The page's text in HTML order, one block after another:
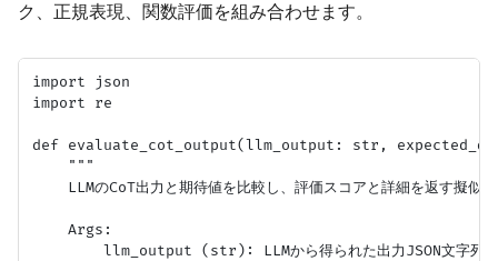
ク、正規表現、関数評価を組み合わせます。
import json
import re
def evaluate_cot_output(llm_output: str,
    """
LLMのCoT出力と期待値を比較し、評価スコアと詳細を返す擬似
    Args:
        llm_output (str): LLMから得られた出力JSON文字列。